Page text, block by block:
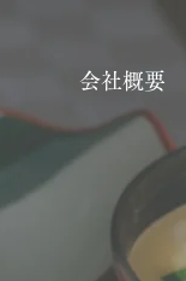
会社概要